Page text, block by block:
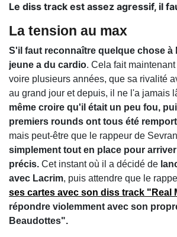
Le diss track est assez agressif, il
La tension au max
S'il faut reconnaître quelque chose à
jeune a du cardio. Cela fait
voire plusieurs années, que sa rivalité
au grand jour et depuis, il ne l'a jamais
même croire qu'il était un peu fou,
premiers rounds ont tous été
mais peut-être que le rappeur de Sevran
simplement tout en place pour
précis. Cet instant où il a décidé de
avec Lacrim, puis attendre que le
ses cartes avec son diss track "Real
répondre violemment avec son
Beaudottes".